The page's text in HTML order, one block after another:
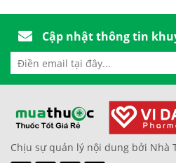
Cập nhật thông tin
Chịu sự quản lý nội dung bởi Nhà